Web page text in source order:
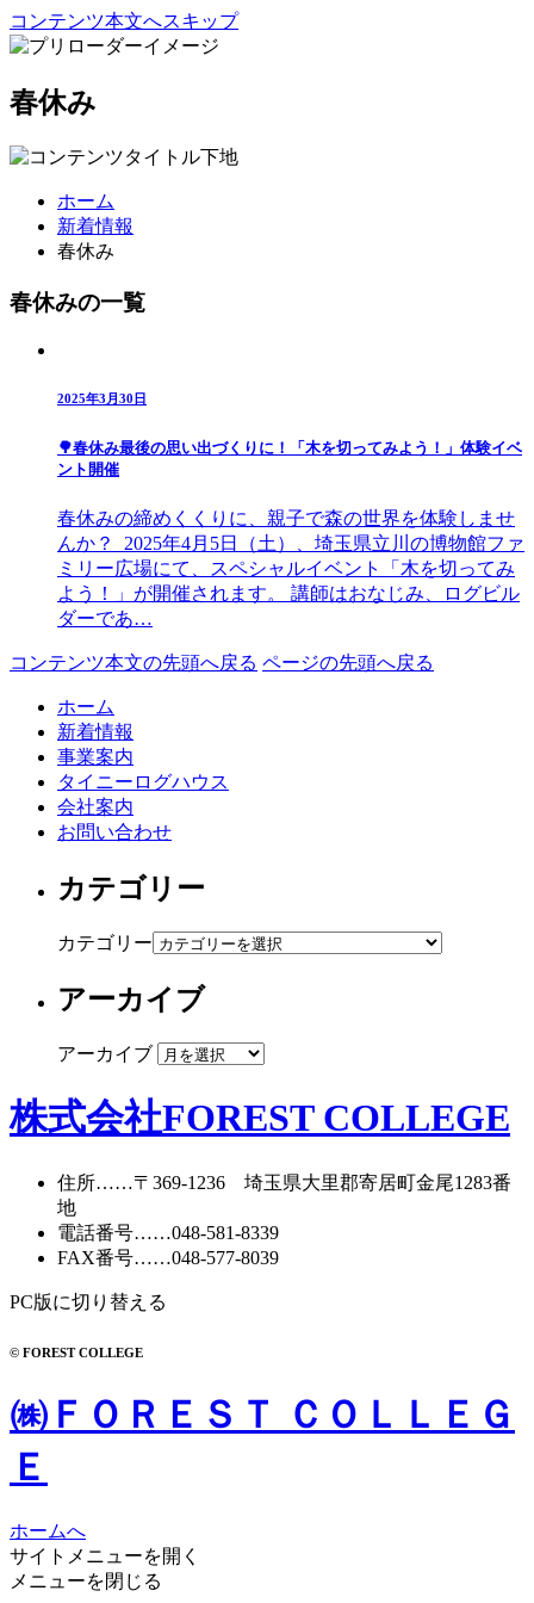
コンテンツ本文へスキップ
春休み
ホーム
新着情報
春休み
春休みの一覧
2025年3月30日
🌳春休み最後の思い出づくりに！「木を切ってみよう！」体験イベ
ント開催
春休みの締めくくりに、親子で森の世界を体験しませ
んか？ 2025年4月5日（土）、埼玉県立川の博物館ファ
ミリー広場にて、スペシャルイベント「木を切ってみ
よう！」が開催されます。 講師はおなじみ、ログビル
ダーであ…
コンテンツ本文の先頭へ戻る ページの先頭へ戻る
ホーム
新着情報
事業案内
タイニーログハウス
会社案内
お問い合わせ
カテゴリー
カテゴリー
アーカイブ
アーカイブ
株式会社FOREST COLLEGE
住所……〒369-1236 埼玉県大里郡寄居町金尾1283番
地
電話番号……048-581-8339
FAX番号……048-577-8039
PC版に切り替える
© FOREST COLLEGE
㈱ＦＯＲＥＳＴ ＣＯＬＬＥＧ
Ｅ
ホームへ
サイトメニューを開く
メニューを閉じる